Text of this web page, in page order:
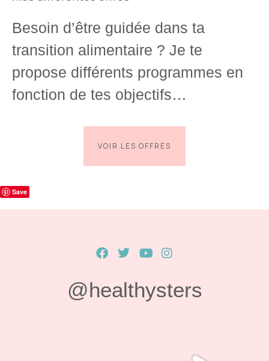
Besoin d’être guidée dans ta
transition alimentaire ? Je te
propose différents programmes en
fonction de tes objectifs…
VOIR LES OFFRES
Save
@healthysters